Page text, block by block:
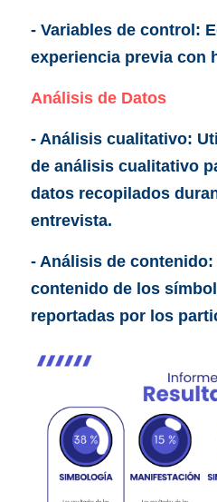
- Variables de control:
experiencia previa con
Análisis de Datos
- Análisis cualitativo:
de análisis cualitativo
datos recopilados
entrevista.
- Análisis de
contenido de los
reportadas por los